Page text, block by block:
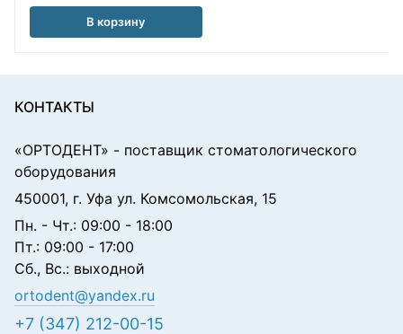
В корзину
КОНТАКТЫ
«ОРТОДЕНТ» - поставщик стоматологического
оборудования
450001, г. Уфа ул. Комсомольская, 15
Пн. - Чт.: 09:00 - 18:00
Пт.: 09:00 - 17:00
Сб., Вс.: выходной
ortodent@yandex.ru
+7 (347) 212-00-15